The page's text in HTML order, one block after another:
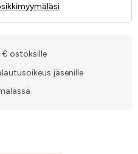
€ ostoksille
jäsenille